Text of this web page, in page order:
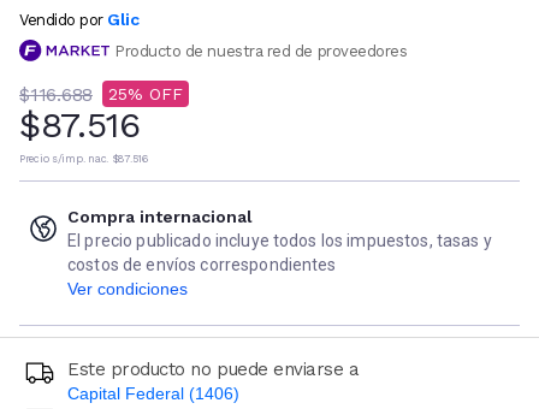
Vendido por Glic
Producto de nuestra red de proveedores
$116.688 25
$87.516
Precio s/imp. nac. $87.516
Compra internacional
El precio publicado incluye todos los impuestos, tasas y
costos de envíos correspondientes
Ver condiciones
Este producto no puede enviarse a
Capital Federal (1406)